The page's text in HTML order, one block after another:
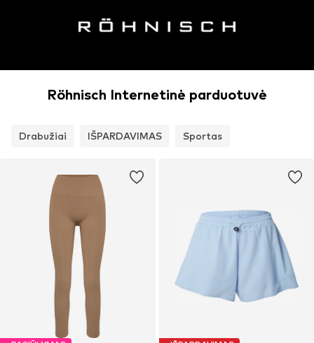
Röhnisch Internetinė parduotuvė
Drabužiai IŠPARDAVIMAS Sportas